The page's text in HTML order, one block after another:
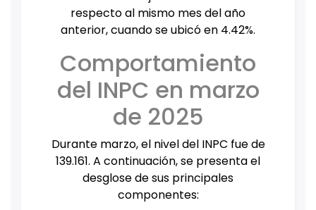
respecto al mismo mes del año
anterior, cuando se ubicó en 4.42%.
Comportamiento
del INPC en marzo
de 2025
Durante marzo, el nivel del INPC fue de
139.161. A continuación, se presenta el
desglose de sus principales
componentes: